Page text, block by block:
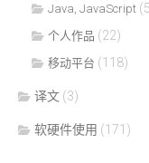
Java, JavaScript
个人作品 (22)
移动平台 (118)
译文 (3)
软硬件使用 (171)